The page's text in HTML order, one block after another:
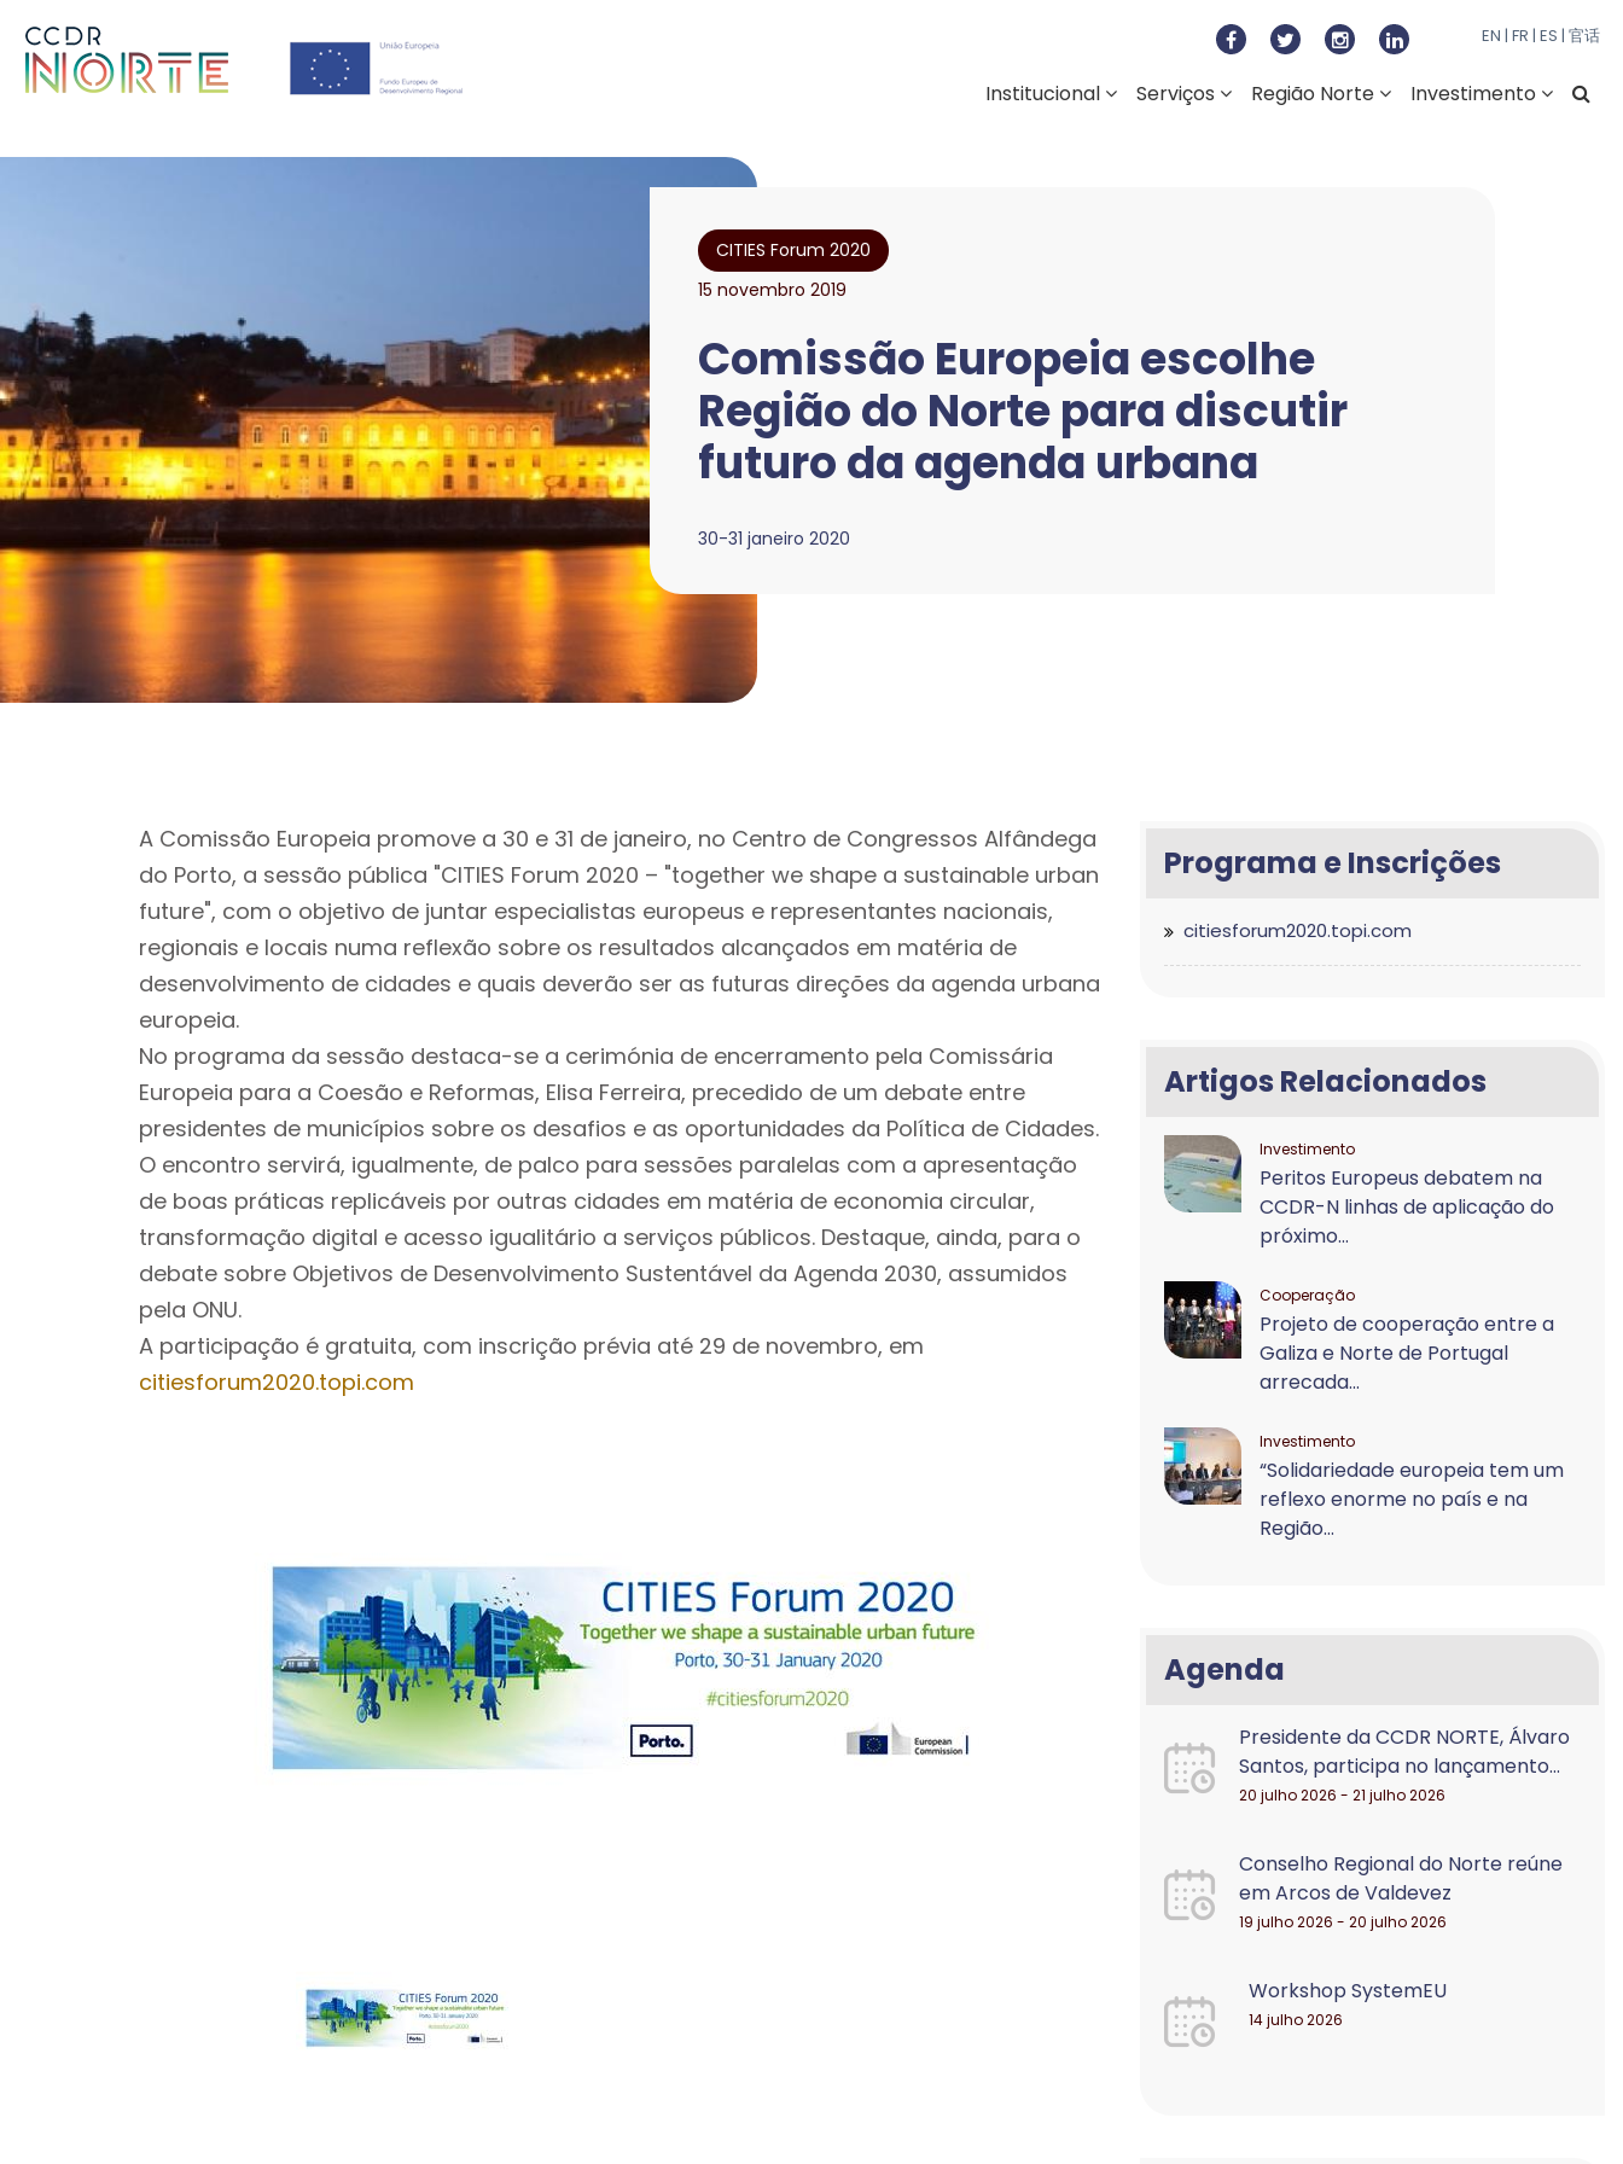
Comissão de Coordenação e Desenvolvimento Regional do Norte EN | FR | ES | 官话
Institucional Serviços Região Norte Investimento
CITIES Forum 2020
15 novembro 2019
Comissão Europeia escolhe
Região do Norte para discutir
futuro da agenda urbana
30-31 janeiro 2020
A Comissão Europeia promove a 30 e 31 de janeiro, no Centro de Congressos Alfândega
do Porto, a sessão pública "CITIES Forum 2020 – "together we shape a sustainable urban
future", com o objetivo de juntar especialistas europeus e representantes nacionais,
regionais e locais numa reflexão sobre os resultados alcançados em matéria de
desenvolvimento de cidades e quais deverão ser as futuras direções da agenda urbana
europeia.
No programa da sessão destaca-se a cerimónia de encerramento pela Comissária
Europeia para a Coesão e Reformas, Elisa Ferreira, precedido de um debate entre
presidentes de municípios sobre os desafios e as oportunidades da Política de Cidades.
O encontro servirá, igualmente, de palco para sessões paralelas com a apresentação
de boas práticas replicáveis por outras cidades em matéria de economia circular,
transformação digital e acesso igualitário a serviços públicos. Destaque, ainda, para o
debate sobre Objetivos de Desenvolvimento Sustentável da Agenda 2030, assumidos
pela ONU.
A participação é gratuita, com inscrição prévia até 29 de novembro, em
citiesforum2020.topi.com
Programa e Inscrições
citiesforum2020.topi.com
Artigos Relacionados
Investimento
Peritos Europeus debatem na
CCDR-N linhas de aplicação do
próximo...
Cooperação
Projeto de cooperação entre a
Galiza e Norte de Portugal
arrecada...
Investimento
“Solidariedade europeia tem um
reflexo enorme no país e na
Região...
Agenda
Presidente da CCDR NORTE, Álvaro
Santos, participa no lançamento...
20 julho 2026 - 21 julho 2026
Conselho Regional do Norte reúne
em Arcos de Valdevez
19 julho 2026 - 20 julho 2026
Workshop SystemEU
14 julho 2026